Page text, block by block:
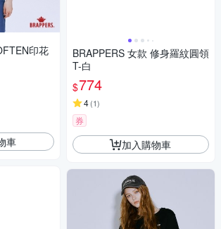
印花
車
BRAPPERS 女款 修身羅紋圓領
T-白
$774
4(1)
券
加入購物車